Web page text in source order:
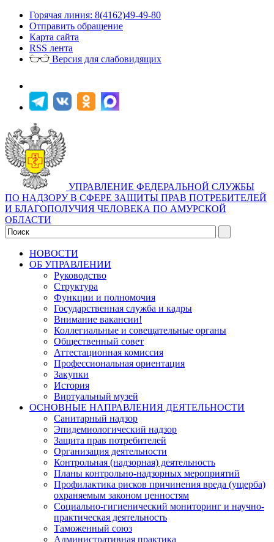
Горячая линия: 8(4162)49-49-80
Отправить обращение
Карта сайта
RSS лента
Версия для слабовидящих
УПРАВЛЕНИЕ ФЕДЕРАЛЬНОЙ СЛУЖБЫ
ПО НАДЗОРУ В СФЕРЕ ЗАЩИТЫ ПРАВ ПОТРЕБИТЕЛЕЙ
И БЛАГОПОЛУЧИЯ ЧЕЛОВЕКА ПО АМУРСКОЙ
ОБЛАСТИ
НОВОСТИ
ОБ УПРАВЛЕНИИ
Руководство
Структура
Функции и полномочия
Государственная служба и кадры
Внимание вакансии!
Коллегиальные и совещательные органы
Общественный совет
Аттестационная комиссия
Профессиональная ориентация
Закупки
История
Виртуальный музей
ОСНОВНЫЕ НАПРАВЛЕНИЯ ДЕЯТЕЛЬНОСТИ
Санитарный надзор
Эпидемиологический надзор
Защита прав потребителей
Организация деятельности
Контрольная (надзорная) деятельность
Планы контрольно-надзорных мероприятий
Профилактика рисков причинения вреда (ущерба)
охраняемым законом ценностям
Социально-гигиенический мониторинг и научно-
практическая деятельность
Таможенный союз
Административная практика